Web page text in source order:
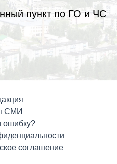
пункт по ГО и ЧС
СМИ
ошибку?
соглашение